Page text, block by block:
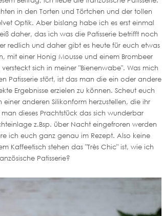
in den Torten und Törtchen und der tollen
Optik. Aber bislang habe ich es erst einmal
daher, das ich was die Patisserie betrifft noch
redlich und daher gibt es heute für euch etwas
mit einer Honig Mousse und einem Brombeer
sich in meiner "Bienenwabe". Was mich
Patisserie stört, ist das man die ein oder andere
Ergebnisse erzielen zu können. Scheut euch
anderen Silikonform herzustellen, die ihr
dieses Prachtstück das sich wunderbar
z.Bsp. über Nacht eingefroren werden
ich euch ganz genau im Rezept. Also keine
Kaffeetisch stehen das "Très Chic" ist, wie ich
Patisserie?